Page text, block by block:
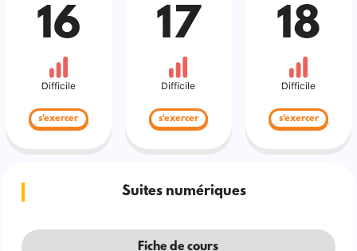
16
Difficile
s'exercer
17
Difficile
s'exercer
18
Difficile
s'exercer
Suites numériques
Fiche de cours